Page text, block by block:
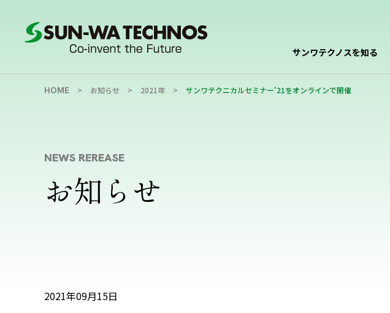
サンワテクノスを知る
HOME お知らせ 2021年 サンワテクニカルセミナー’21をオンラインで開催
NEWS REREASE
お知らせ
2021年09月15日